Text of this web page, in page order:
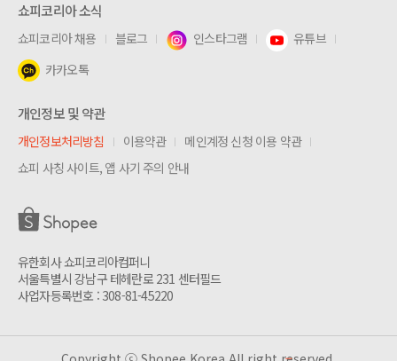
쇼피코리아 소식
쇼피코리아 채용 블로그 인스타그램
유튜브
카카오톡
개인정보 및 약관
개인정보처리방침 이용약관
메인계정 신청 이용 약관
쇼피 사칭 사이트, 앱 사기 주의 안내
유한회사 쇼피코리아컴퍼니
서울특별시 강남구 테헤란로 231 센터필드
사업자등록번호 : 308-81-45220